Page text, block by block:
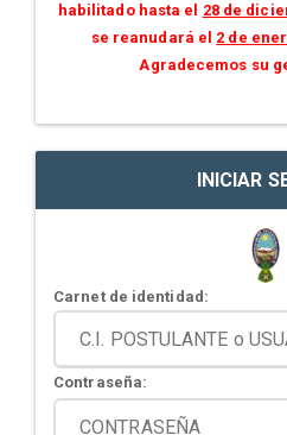
habilitado hasta el 28 de
se reanudará el 2 de
Agradecemos su
INICIAR
Carnet de identidad:
Contraseña: